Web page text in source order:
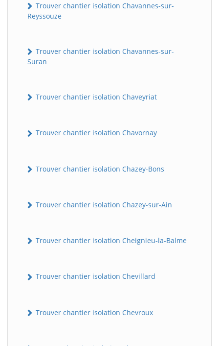
Trouver chantier isolation Chavannes-sur-
Reyssouze
Trouver chantier isolation Chavannes-sur-
Suran
Trouver chantier isolation Chaveyriat
Trouver chantier isolation Chavornay
Trouver chantier isolation Chazey-Bons
Trouver chantier isolation Chazey-sur-Ain
Trouver chantier isolation Cheignieu-la-Balme
Trouver chantier isolation Chevillard
Trouver chantier isolation Chevroux